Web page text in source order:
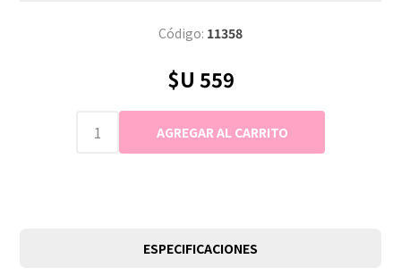
Código: 11358
$U 559
ESPECIFICACIONES